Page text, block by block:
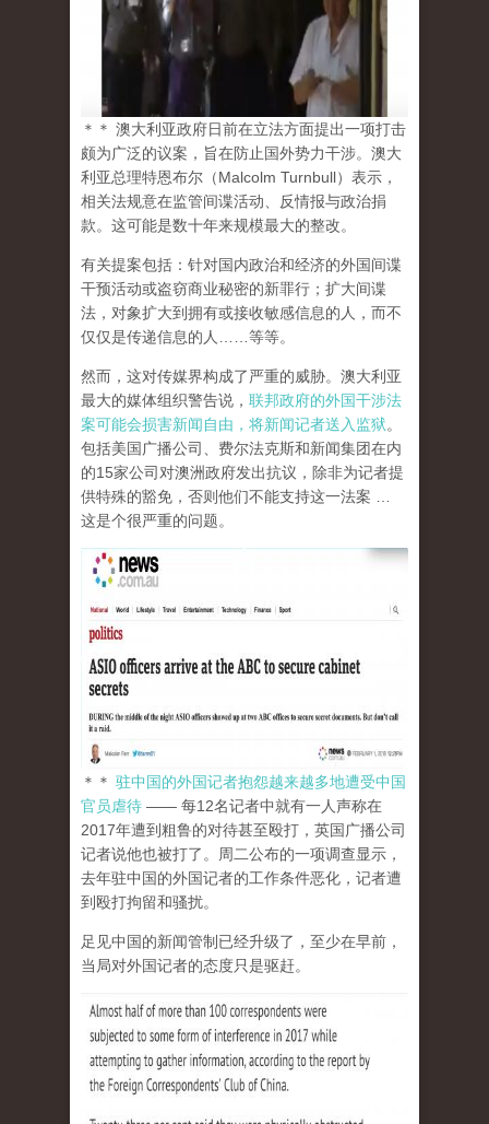
＊＊ 澳大利亚政府日前在立法方面提出一项打击
颇为广泛的议案，旨在防止国外势力干涉。澳大
利亚总理特恩布尔（Malcolm Turnbull）表示，
相关法规意在监管间谍活动、反情报与政治捐
款。这可能是数十年来规模最大的整改。
有关提案包括：针对国内政治和经济的外国间谍
干预活动或盗窃商业秘密的新罪行；扩大间谍
法，对象扩大到拥有或接收敏感信息的人，而不
仅仅是传递信息的人……等等。
然而，这对传媒界构成了严重的威胁。澳大利亚
最大的媒体组织警告说， 联邦政府的外国干涉法
案可能会损害新闻自由，将新闻记者送入监狱。
包括美国广播公司、费尔法克斯和新闻集团在内
的15家公司对澳洲政府发出抗议，除非为记者提
供特殊的豁免，否则他们不能支持这一法案 …
这是个很严重的问题。
＊＊ 驻中国的外国记者抱怨越来越多地遭受中国
官员虐待 —— 每12名记者中就有一人声称在
2017年遭到粗鲁的对待甚至殴打，英国广播公司
记者说他也被打了。周二公布的一项调查显示，
去年驻中国的外国记者的工作条件恶化，记者遭
到殴打拘留和骚扰。
足见中国的新闻管制已经升级了，至少在早前，
当局对外国记者的态度只是驱赶。